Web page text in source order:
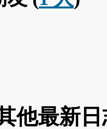
他最新日